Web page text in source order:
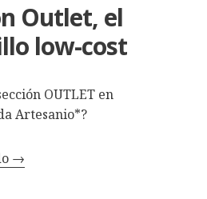
Outlet, el
low-cost
OUTLET en
Artesanio*?
→